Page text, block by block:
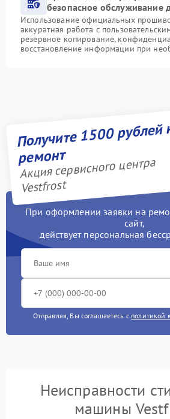
безопасное обслуживание
Использование официальных
аккуратная работа с
резервное копирование,
восстановление информации при
Получите 1500 рублей
ремонт
Акция сервисного центра
Vestfrost
При оформлении заявки на
сайт,
действует персональная
Отправляя, Вы соглашаетесь с политикой
Неисправности
машины